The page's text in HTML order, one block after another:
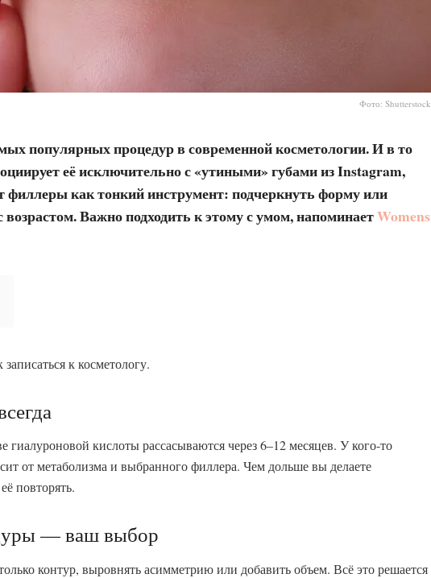
Фото: Shutterstock
популярных процедур в современной косметологии. И в то
её исключительно с «утиными» губами из Instagram,
филлеры как тонкий инструмент: подчеркнуть форму или
Важно подходить к этому с умом, напоминаетWomens
к косметологу.
кислоты рассасываются через 6–12 месяцев. У кого-то
от метаболизма и выбранного филлера. Чем дольше вы делаете
повторять.
— ваш выбор
контур, выровнять асимметрию или добавить объем. Всё это решается